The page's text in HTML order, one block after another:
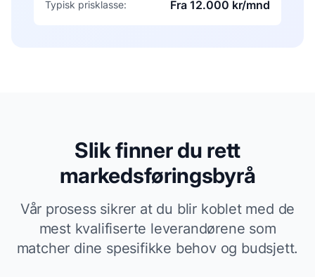
Typisk prisklasse: Fra 12.000 kr/mnd
Slik finner du rett
markedsføringsbyrå
Vår prosess sikrer at du blir koblet med de
mest kvalifiserte leverandørene som
matcher dine spesifikke behov og budsjett.